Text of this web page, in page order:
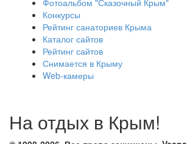
Фотоальбом "Сказочный Крым"
Конкурсы
Рейтинг санаториев Крыма
Каталог сайтов
Рейтинг сайтов
Снимается в Крыму
Web-камеры
На отдых в Крым!